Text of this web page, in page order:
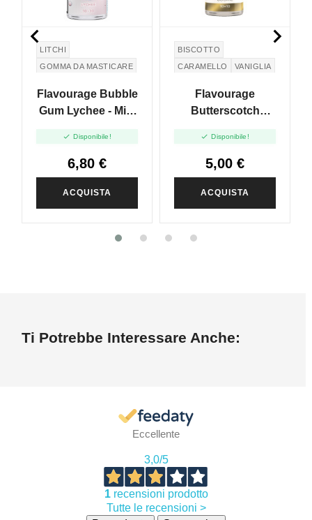
LITCHI
GOMMA DA MASTICARE
Flavourage Bubble
Gum Lychee - Mini
 Disponibile!
6,80 €
ACQUISTA
BISCOTTO
CARAMELLO
VANIGLIA
Flavourage
Butterscotch
10+10
 Disponibile!
5,00 €
ACQUISTA
 
Ti Potrebbe Interessare Anche:
Eccellente
3,0/5
1recensioni prodotto
Tutte le recensioni >